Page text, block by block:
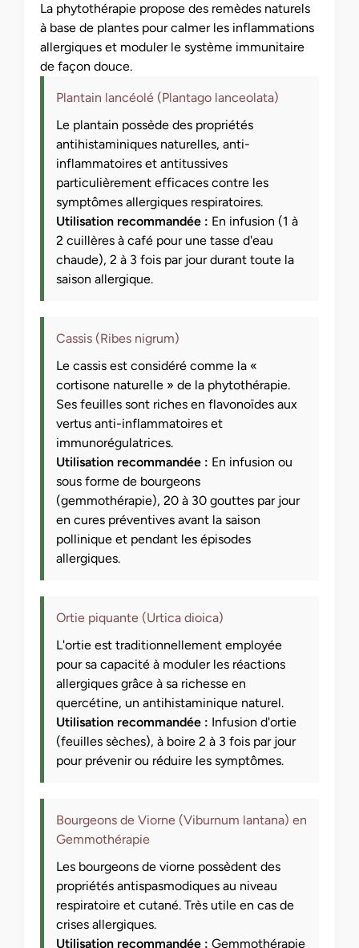
La phytothérapie propose des remèdes naturels
à base de plantes pour calmer les inflammations
allergiques et moduler le système immunitaire
de façon douce.
Plantain lancéolé (Plantago lanceolata)
Le plantain possède des propriétés
antihistaminiques naturelles, anti-
inflammatoires et antitussives
particulièrement efficaces contre les
symptômes allergiques respiratoires.
Utilisation recommandée : En infusion (1 à
2 cuillères à café pour une tasse d'eau
chaude), 2 à 3 fois par jour durant toute la
saison allergique.
Cassis (Ribes nigrum)
Le cassis est considéré comme la «
cortisone naturelle » de la phytothérapie.
Ses feuilles sont riches en flavonoïdes aux
vertus anti-inflammatoires et
immunorégulatrices.
Utilisation recommandée : En infusion ou
sous forme de bourgeons
(gemmothérapie), 20 à 30 gouttes par jour
en cures préventives avant la saison
pollinique et pendant les épisodes
allergiques.
Ortie piquante (Urtica dioica)
L'ortie est traditionnellement employée
pour sa capacité à moduler les réactions
allergiques grâce à sa richesse en
quercétine, un antihistaminique naturel.
Utilisation recommandée : Infusion d'ortie
(feuilles sèches), à boire 2 à 3 fois par jour
pour prévenir ou réduire les symptômes.
Bourgeons de Viorne (Viburnum lantana) en
Gemmothérapie
Les bourgeons de viorne possèdent des
propriétés antispasmodiques au niveau
respiratoire et cutané. Très utile en cas de
crises allergiques.
Utilisation recommandée : Gemmothérapie